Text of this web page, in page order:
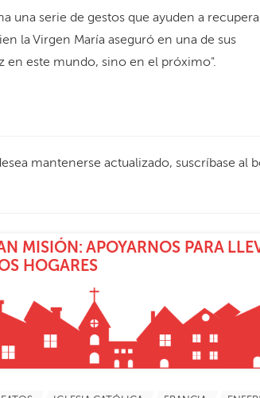
una serie de gestos que ayuden a
la Virgen María aseguró en una de sus
en este mundo, sino en el próximo".
mantenerse actualizado, suscríbase al
MISIÓN: APOYARNOS PARA
HOGARES